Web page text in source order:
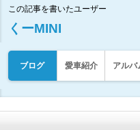
この記事を書いたユーザー
くーMINI
ブログ 愛車紹介 アルバ